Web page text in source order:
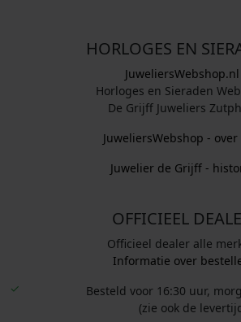
HORLOGES EN
JuweliersWebshop.nl
Horloges en Sieraden
De Grijff Juweliers
JuweliersWebshop - over
Juwelier de Grijff -
OFFICIEEL
Officieel dealer alle
Informatie over
Besteld voor 16:30 uur,
(zie ook de